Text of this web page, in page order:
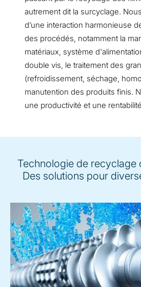
autrement dit la surcyclage.
d’une interaction harmonieuse
des procédés, notamment la
matériaux, système
double vis, le traitement des
(refroidissement, séchage,
manutention des produits finis.
une productivité et une
Technologie de recyclage
Des solutions pour